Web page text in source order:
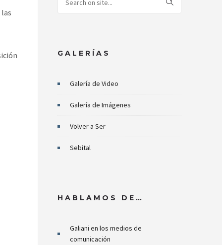
GALERÍAS
Galería de Video
Galería de Imágenes
Volver a Ser
Sebital
HABLAMOS DE…
Galiani en los medios de
comunicación